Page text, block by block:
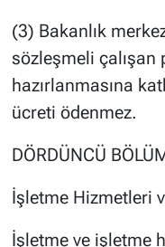
(3) Bakanlık
sözleşmeli çalışan
hazırlanmasına
ücreti ödenmez.
DÖRDÜNCÜ
İşletme Hizmetleri
İşletme ve işletme